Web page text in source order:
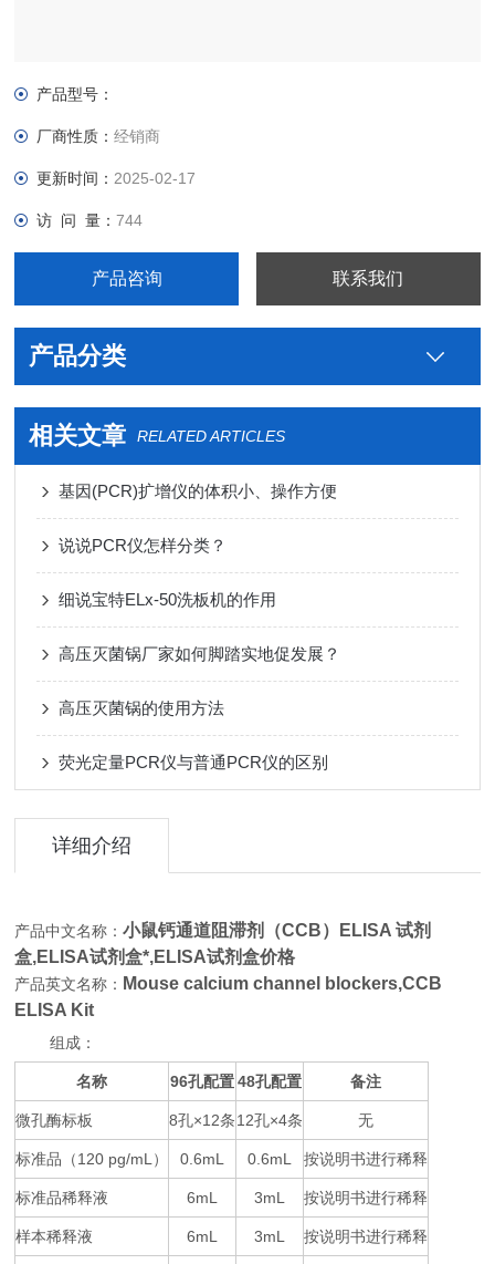
产品型号：
厂商性质：经销商
更新时间： 2025-02-17
访 问 量：744
产品咨询 联系我们
产品分类
相关文章 RELATED ARTICLES
基因(PCR)扩增仪的体积小、操作方便
说说PCR仪怎样分类？
细说宝特ELx-50洗板机的作用
高压灭菌锅厂家如何脚踏实地促发展？
高压灭菌锅的使用方法
荧光定量PCR仪与普通PCR仪的区别
详细介绍
产品中文名称：小鼠钙通道阻滞剂（CCB）ELISA 试剂
盒,ELISA试剂盒*,ELISA试剂盒价格
产品英文名称： Mouse calcium channel blockers,CCB
ELISA Kit
组成：
名称 96孔配置 48孔配置 备注
微孔酶标板 8孔×12条 12孔×4条 无
标准品（120 pg/mL ） 0.6mL 0.6mL 按说明书进行稀释
标准品稀释液 6mL 3mL 按说明书进行稀释
样本稀释液 6mL 3mL 按说明书进行稀释